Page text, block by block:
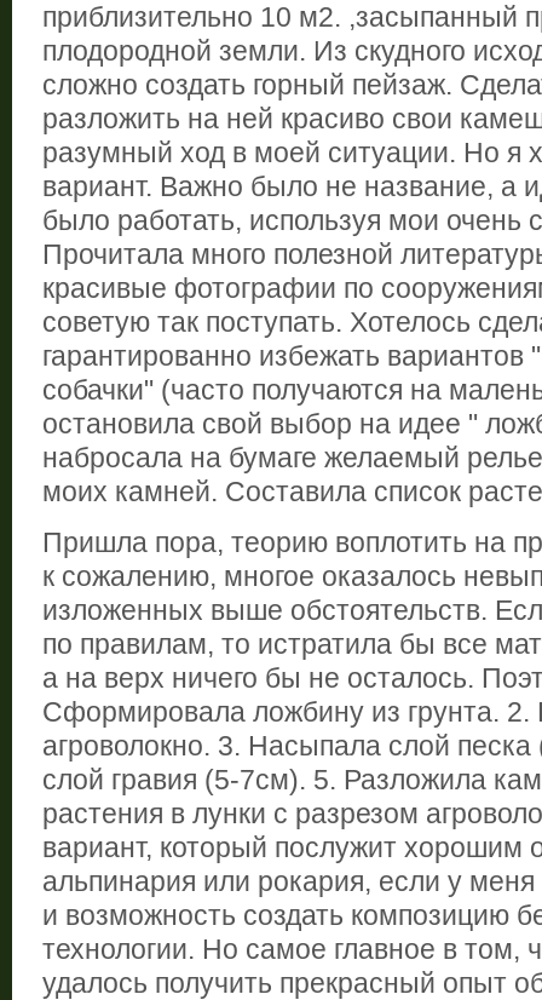
приблизительно 10 м2. ,засыпанный
плодородной земли. Из скудного
сложно создать горный пейзаж.
разложить на ней красиво свои
разумный ход в моей ситуации. Но я
вариант. Важно было не название, а
было работать, используя мои очень
Прочитала много полезной
красивые фотографии по
советую так поступать. Хотелось
гарантированно избежать вариантов
собачки" (часто получаются на
остановила свой выбор на идее "
набросала на бумаге желаемый
моих камней. Составила список
Пришла пора, теорию воплотить на
к сожалению, многое оказалось
изложенных выше обстоятельств.
по правилам, то истратила бы все
а на верх ничего бы не осталось.
Сформировала ложбину из грунта. 2.
агроволокно. 3. Насыпала слой песка
слой гравия (5-7см). 5. Разложила
растения в лунки с разрезом
вариант, который послужит хорошим
альпинария или рокария, если у
и возможность создать композицию
технологии. Но самое главное в том,
удалось получить прекрасный опыт